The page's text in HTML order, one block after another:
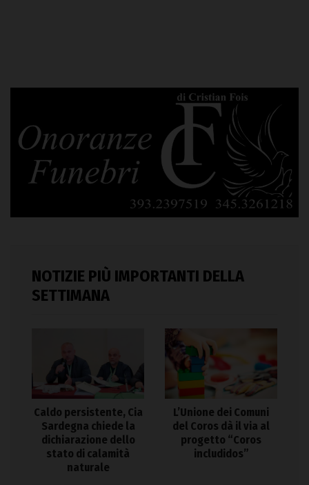
NOTIZIE PIÙ IMPORTANTI DELLA
SETTIMANA
Caldo persistente, Cia
Sardegna chiede la
dichiarazione dello
stato di calamità
naturale
L’Unione dei Comuni
del Coros dà il via al
progetto “Coros
includidos”